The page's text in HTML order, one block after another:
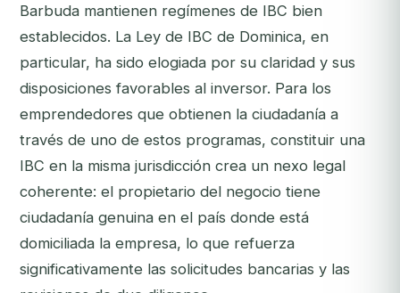
Barbuda mantienen regímenes de IBC bien
establecidos. La Ley de IBC de Dominica, en
particular, ha sido elogiada por su claridad y sus
disposiciones favorables al inversor. Para los
emprendedores que obtienen la ciudadanía a
través de uno de estos programas, constituir una
IBC en la misma jurisdicción crea un nexo legal
coherente: el propietario del negocio tiene
ciudadanía genuina en el país donde está
domiciliada la empresa, lo que refuerza
significativamente las solicitudes bancarias y las